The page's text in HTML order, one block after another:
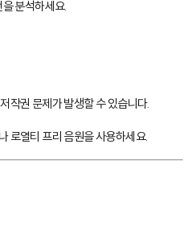
분석하세요.
작권 문제가 발생할 수 있습니다.
로열티 프리 음원을 사용하세요.